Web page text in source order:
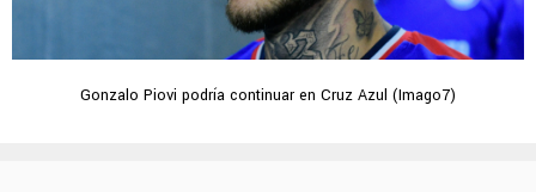
Gonzalo Piovi podría continuar en Cruz Azul (Imago7)